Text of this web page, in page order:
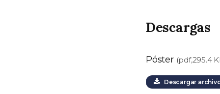
Descargas
Póster (pdf,295.4
Descargar